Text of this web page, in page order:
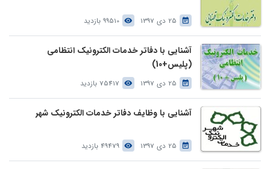
25 دی 1397 99510 بازدید
آشنایی با دفاتر خدمات الکترونیک انتظامی
(پلیس+10)
25 دی 1397 75417 بازدید
آشنایی با وظایف دفاتر خدمات الکترونیک شهر
25 دی 1397 49479 بازدید